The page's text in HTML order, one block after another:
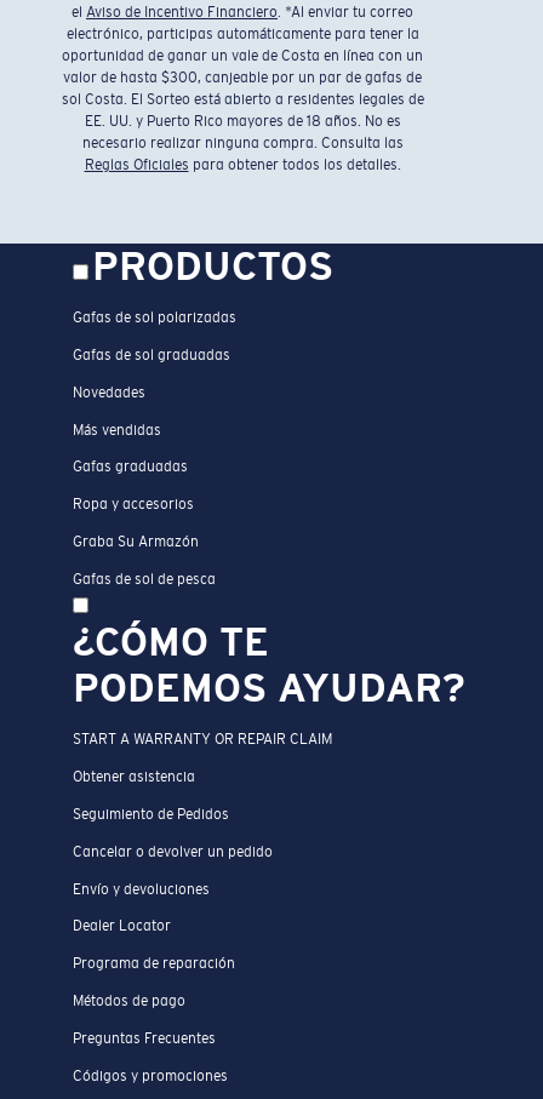
el Aviso de Incentivo Financiero. *Al enviar tu correo
electrónico, participas automáticamente para tener la
oportunidad de ganar un vale de Costa en línea con un
valor de hasta $300, canjeable por un par de gafas de
sol Costa. El Sorteo está abierto a residentes legales de
EE. UU. y Puerto Rico mayores de 18 años. No es
necesario realizar ninguna compra. Consulta las
Reglas Oficiales para obtener todos los detalles.
PRODUCTOS
Gafas de sol polarizadas
Gafas de sol graduadas
Novedades
Más vendidas
Gafas graduadas
Ropa y accesorios
Graba Su Armazón
Gafas de sol de pesca
¿CÓMO TE
PODEMOS AYUDAR?
START A WARRANTY OR REPAIR CLAIM
Obtener asistencia
Seguimiento de Pedidos
Cancelar o devolver un pedido
Envío y devoluciones
Dealer Locator
Programa de reparación
Métodos de pago
Preguntas Frecuentes
Códigos y promociones